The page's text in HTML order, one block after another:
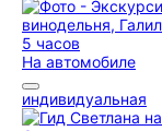
5 часов
На автомобиле
индивидуальная